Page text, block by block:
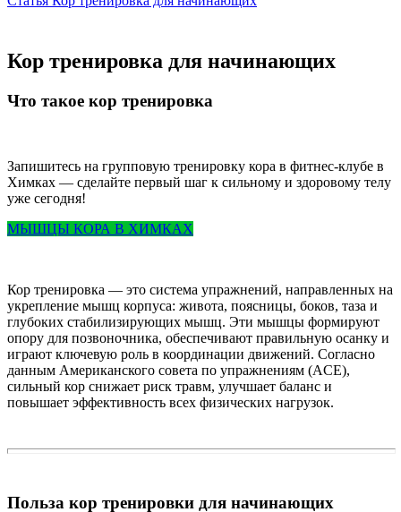
Кор тренировка для начинающих
Что такое кор тренировка
Запишитесь на групповую тренировку кора в фитнес-клубе в
Химках — сделайте первый шаг к сильному и здоровому телу
уже сегодня!
МЫШЦЫ КОРА В ХИМКАХ
Кор тренировка — это система упражнений, направленных на
укрепление мышц корпуса: живота, поясницы, боков, таза и
глубоких стабилизирующих мышц. Эти мышцы формируют
опору для позвоночника, обеспечивают правильную осанку и
играют ключевую роль в координации движений. Согласно
данным Американского совета по упражнениям (ACE),
сильный кор снижает риск травм, улучшает баланс и
повышает эффективность всех физических нагрузок.
Польза кор тренировки для начинающих